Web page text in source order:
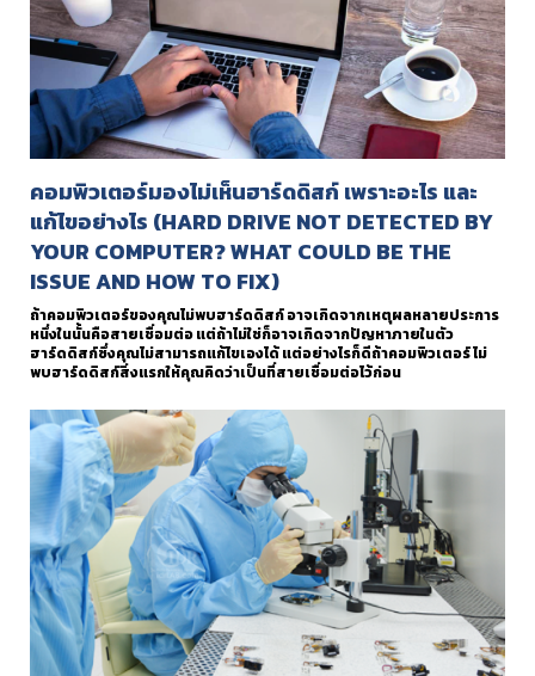
คอมพิวเตอร์มองไม่เห็นฮาร์ดดิสก์ เพราะอะไร และ
แก้ไขอย่างไร (HARD DRIVE NOT DETECTED BY
YOUR COMPUTER? WHAT COULD BE THE
ISSUE AND HOW TO FIX)
ถ้าคอมพิวเตอร์ของคุณไม่พบฮาร์ดดิสก์ อาจเกิดจากเหตุผลหลายประการ
หนึ่งในนั้นคือสายเชื่อมต่อ แต่ถ้าไม่ใช่ก็อาจเกิดจากปัญหาภายในตัว
ฮาร์ดดิสก์ซึ่งคุณไม่สามารถแก้ไขเองได้ แต่อย่างไรก็ดีถ้าคอมพิวเตอร์ ไม่
พบฮาร์ดดิสก์สิ่งแรกให้คุณคิดว่าเป็นที่สายเชื่อมต่อไว้ก่อน